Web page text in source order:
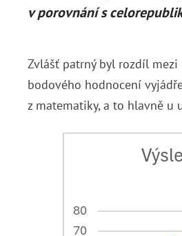
v porovnání s
Zvlášť patrný byl rozdíl
bodového hodnocení
z matematiky, a to hlavně u